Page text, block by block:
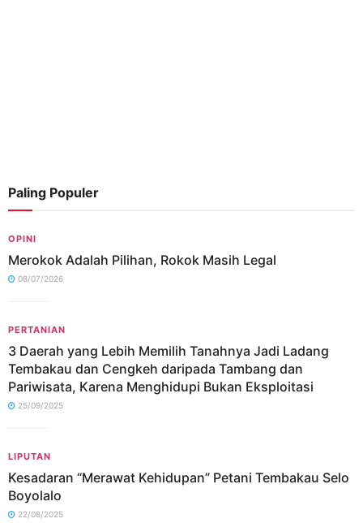
Paling Populer
OPINI
Merokok Adalah Pilihan, Rokok Masih Legal
08/07/2026
PERTANIAN
3 Daerah yang Lebih Memilih Tanahnya Jadi Ladang
Tembakau dan Cengkeh daripada Tambang dan
Pariwisata, Karena Menghidupi Bukan Eksploitasi
25/09/2025
LIPUTAN
Kesadaran “Merawat Kehidupan” Petani Tembakau Selo
Boyolalo
22/08/2025